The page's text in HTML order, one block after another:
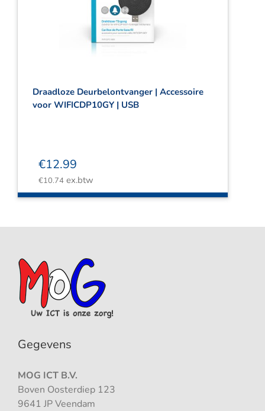
Draadloze Deurbelontvanger | Accessoire
voor WIFICDP10GY | USB
€12.99
€10.74 ex.btw
Gegevens
MOG ICT B.V.
Boven Oosterdiep 123
9641 JP Veendam